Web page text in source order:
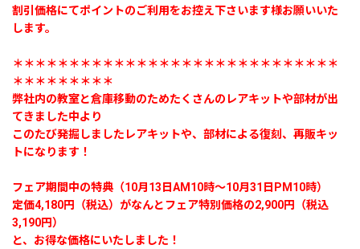
割引価格にてポイントのご利用をお控え下さいます様お願いいた
します。
＊＊＊＊＊＊＊＊＊＊＊＊＊＊＊＊＊＊＊＊＊＊＊＊＊＊＊＊＊
＊＊＊＊＊＊＊＊＊
弊社内の教室と倉庫移動のためたくさんのレアキットや部材が出
てきました中より
このたび発掘しましたレアキットや、部材による復刻、再販キッ
トになります！
フェア期間中の特典（10月13日AM10時〜10月31日PM10時）
定価4,180円（税込）がなんとフェア特別価格の2,900円（税込
3,190円）
と、お得な価格にいたしました！